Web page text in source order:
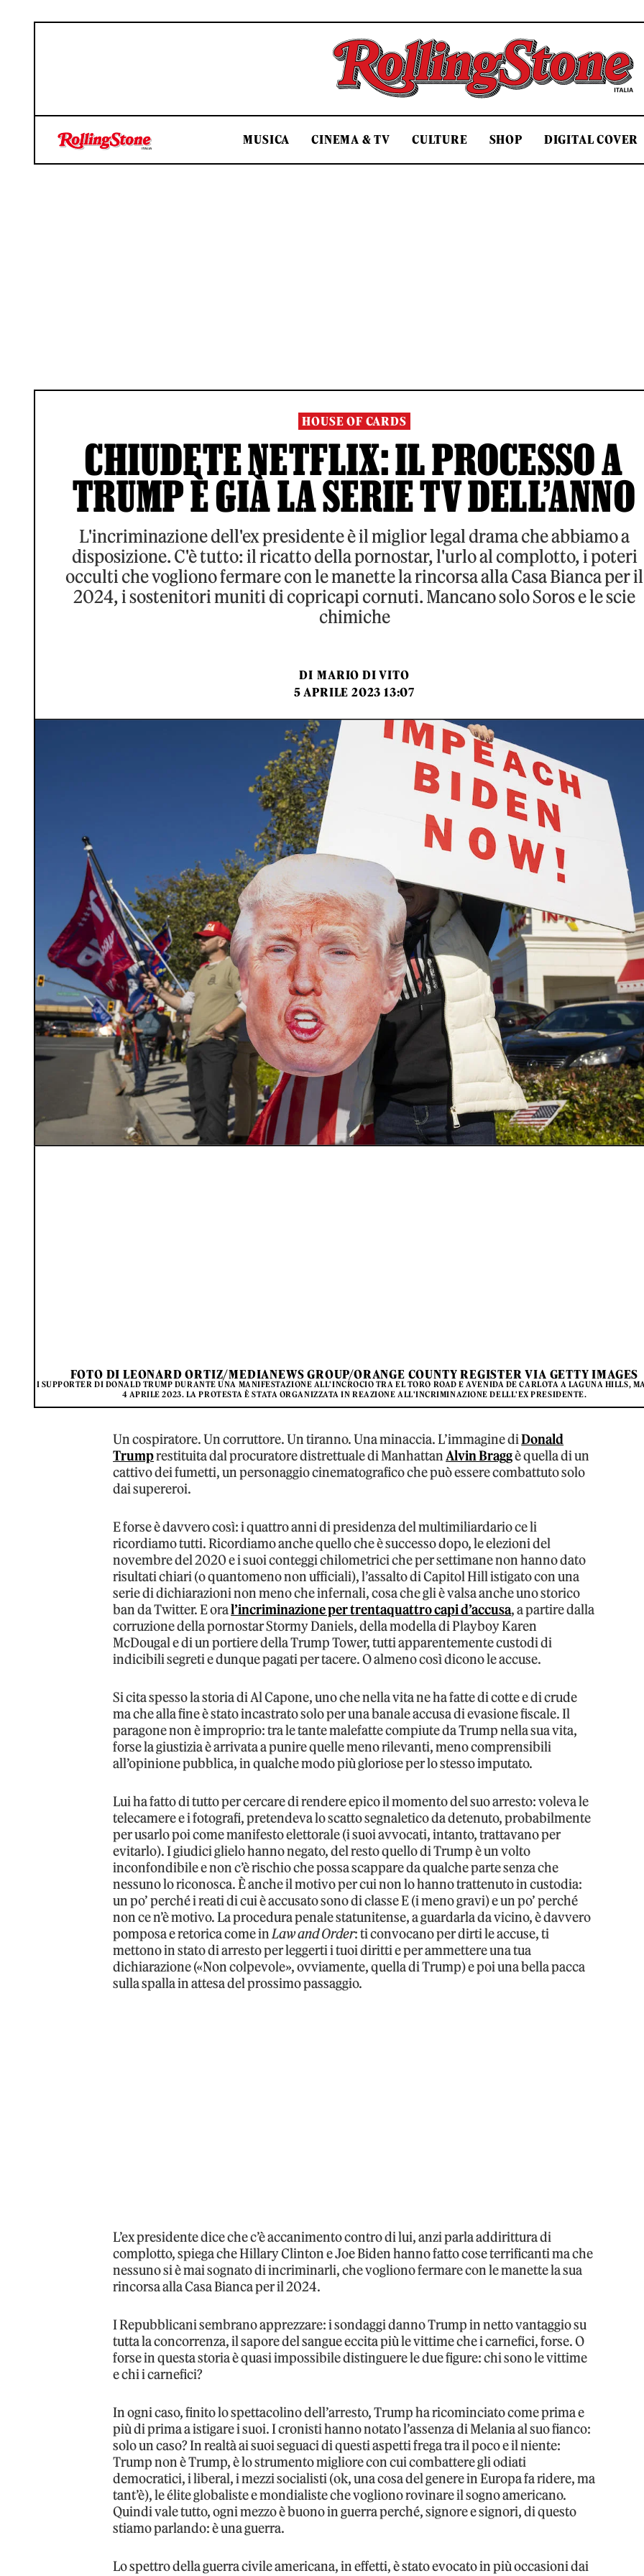
Rolling Stone Italia
MUSICA CINEMA & TV CULTURE SHOP DIGITAL COVER
HOUSE OF CARDS
CHIUDETE NETFLIX: IL PROCESSO A
TRUMP È GIÀ LA SERIE TV DELL’ANNO
L'incriminazione dell'ex presidente è il miglior legal drama che abbiamo a
disposizione. C'è tutto: il ricatto della pornostar, l'urlo al complotto, i poteri
occulti che vogliono fermare con le manette la rincorsa alla Casa Bianca per il
2024, i sostenitori muniti di copricapi cornuti. Mancano solo Soros e le scie
chimiche
DI MARIO DI VITO
5 APRILE 2023 13:07
FOTO DI LEONARD ORTIZ/MEDIANEWS GROUP/ORANGE COUNTY REGISTER VIA GETTY IMAGES
I SUPPORTER DI DONALD TRUMP DURANTE UNA MANIFESTAZIONE ALL'INCROCIO TRA EL TORO ROAD E AVENIDA DE CARLOTA A LAGUNA HILLS,
4 APRILE 2023. LA PROTESTA È STATA ORGANIZZATA IN REAZIONE ALL'INCRIMINAZIONE DELLL'EX PRESIDENTE.
Un cospiratore. Un corruttore. Un tiranno. Una minaccia. L’immagine diDonald
Trumprestituita dal procuratore distrettuale di ManhattanAlvin Braggè quella di un
cattivo dei fumetti, un personaggio cinematografico che può essere combattuto solo
dai supereroi.
E forse è davvero così: i quattro anni di presidenza del multimiliardario ce li
ricordiamo tutti. Ricordiamo anche quello che è successo dopo, le elezioni del
novembre del 2020 e i suoi conteggi chilometrici che per settimane non hanno dato
risultati chiari (o quantomeno non ufficiali), l’assalto di Capitol Hill istigato con una
serie di dichiarazioni non meno che infernali, cosa che gli è valsa anche uno storico
ban da Twitter. E oral’incriminazione per trentaquattro capi d’accusa, a partire dalla
corruzione della pornostar Stormy Daniels, della modella di Playboy Karen
McDougal e di un portiere della Trump Tower, tutti apparentemente custodi di
indicibili segreti e dunque pagati per tacere. O almeno così dicono le accuse.
Si cita spesso la storia di Al Capone, uno che nella vita ne ha fatte di cotte e di crude
ma che alla fine è stato incastrato solo per una banale accusa di evasione fiscale. Il
paragone non è improprio: tra le tante malefatte compiute da Trump nella sua vita,
forse la giustizia è arrivata a punire quelle meno rilevanti, meno comprensibili
all’opinione pubblica, in qualche modo più gloriose per lo stesso imputato.
Lui ha fatto di tutto per cercare di rendere epico il momento del suo arresto: voleva le
telecamere e i fotografi, pretendeva lo scatto segnaletico da detenuto, probabilmente
per usarlo poi come manifesto elettorale (i suoi avvocati, intanto, trattavano per
evitarlo). I giudici glielo hanno negato, del resto quello di Trump è un volto
inconfondibile e non c’è rischio che possa scappare da qualche parte senza che
nessuno lo riconosca. È anche il motivo per cui non lo hanno trattenuto in custodia:
un po’ perché i reati di cui è accusato sono di classe E (i meno gravi) e un po’ perché
non ce n’è motivo. La procedura penale statunitense, a guardarla da vicino, è davvero
pomposa e retorica come inLaw and Order: ti convocano per dirti le accuse, ti
mettono in stato di arresto per leggerti i tuoi diritti e per ammettere una tua
dichiarazione («Non colpevole», ovviamente, quella di Trump) e poi una bella pacca
sulla spalla in attesa del prossimo passaggio.
L’ex presidente dice che c’è accanimento contro di lui, anzi parla addirittura di
complotto, spiega che Hillary Clinton e Joe Biden hanno fatto cose terrificanti ma che
nessuno si è mai sognato di incriminarli, che vogliono fermare con le manette la sua
rincorsa alla Casa Bianca per il 2024.
I Repubblicani sembrano apprezzare: i sondaggi danno Trump in netto vantaggio su
tutta la concorrenza, il sapore del sangue eccita più le vittime che i carnefici, forse. O
forse in questa storia è quasi impossibile distinguere le due figure: chi sono le vittime
e chi i carnefici?
In ogni caso, finito lo spettacolino dell’arresto, Trump ha ricominciato come prima e
più di prima a istigare i suoi. I cronisti hanno notato l’assenza di Melania al suo fianco:
solo un caso? In realtà ai suoi seguaci di questi aspetti frega tra il poco e il niente:
Trump non è Trump, è lo strumento migliore con cui combattere gli odiati
democratici, i liberal, i mezzi socialisti (ok, una cosa del genere in Europa fa ridere, ma
tant’è), le élite globaliste e mondialiste che vogliono rovinare il sogno americano.
Quindi vale tutto, ogni mezzo è buono in guerra perché, signore e signori, di questo
stiamo parlando: è una guerra.
Lo spettro della guerra civile americana, in effetti, è stato evocato in più occasioni dai